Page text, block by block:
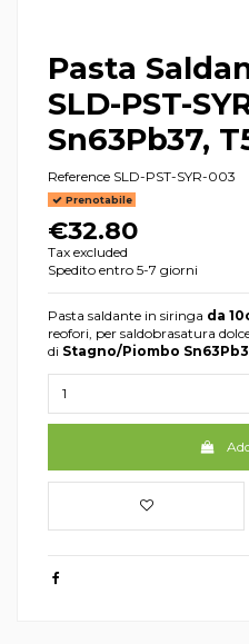
Pasta
SLD-PST-
Sn63Pb37,
Reference SLD-PST-SYR-003
Prenotabile
€32.80
Tax excluded
Spedito entro 5-7 giorni
Pasta saldante in siringa da
reofori, per saldobrasatura
di Stagno/Piombo